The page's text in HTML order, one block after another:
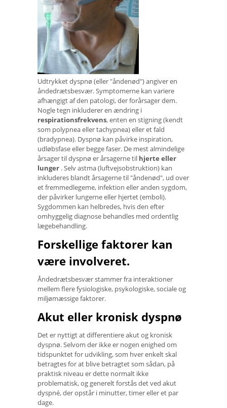
Udtrykket dyspnø (eller "åndenød") angiver en
åndedrætsbesvær. Symptomerne kan variere
afhængigt af den patologi, der forårsager dem.
Nogle tegn inkluderer en ændring i
respirationsfrekvens, enten en stigning (kendt
som polypnea eller tachypnea) eller et fald
(bradypnea). Dyspnø kan påvirke inspiration,
udløbsfase eller begge faser. De mest almindelige
årsager til dyspnø er årsagerne til hjerte eller
lunger . Selv astma (luftvejsobstruktion) kan
inkluderes blandt årsagerne til "åndenød", ud over
et fremmedlegeme, infektion eller anden sygdom,
der påvirker lungerne eller hjertet (emboli).
Sygdommen kan helbredes, hvis den efter
omhyggelig diagnose behandles med ordentlig
lægebehandling.
Forskellige faktorer kan
være involveret.
Åndedrætsbesvær stammer fra interaktioner
mellem flere fysiologiske, psykologiske, sociale og
miljømæssige faktorer.
Akut eller kronisk dyspnø
Det er nyttigt at differentiere akut og kronisk
dyspnø. Selvom der ikke er nogen enighed om
tidspunktet for udvikling, som hver enkelt skal
betragtes for at blive betragtet som sådan, på
praktisk niveau er dette normalt ikke
problematisk, og generelt forstås det ved akut
dyspné, der opstår i minutter, timer eller et par
dage.